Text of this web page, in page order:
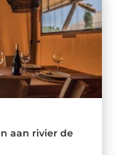
aan rivier de